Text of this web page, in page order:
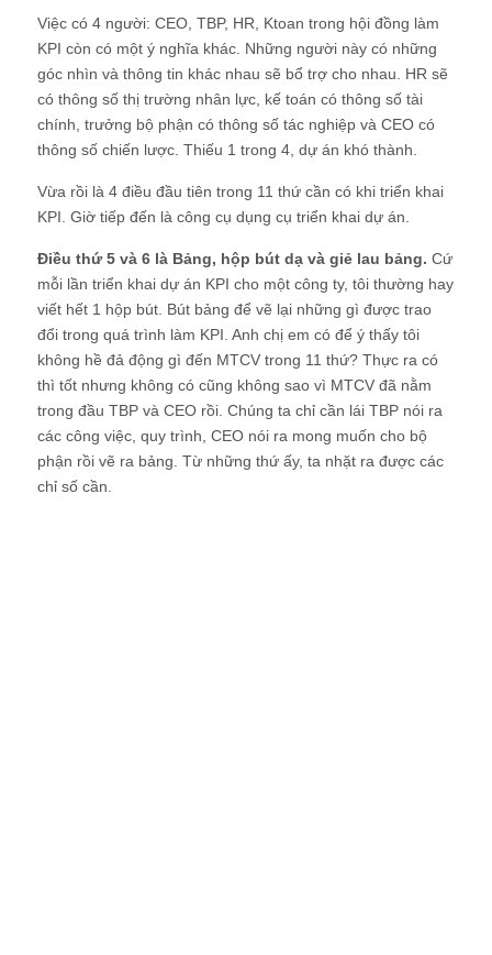
Việc có 4 người: CEO, TBP, HR, Ktoan trong hội đồng làm
KPI còn có một ý nghĩa khác. Những người này có những
góc nhìn và thông tin khác nhau sẽ bổ trợ cho nhau. HR sẽ
có thông số thị trường nhân lực, kế toán có thông số tài
chính, trưởng bộ phận có thông số tác nghiệp và CEO có
thông số chiến lược. Thiếu 1 trong 4, dự án khó thành.
Vừa rồi là 4 điều đầu tiên trong 11 thứ cần có khi triển khai
KPI. Giờ tiếp đến là công cụ dụng cụ triển khai dự án.
Điều thứ 5 và 6 là Bảng, hộp bút dạ và giẻ lau bảng. Cứ
mỗi lần triển khai dự án KPI cho một công ty, tôi thường hay
viết hết 1 hộp bút. Bút bảng để vẽ lại những gì được trao
đổi trong quá trình làm KPI. Anh chị em có để ý thấy tôi
không hề đả động gì đến MTCV trong 11 thứ? Thực ra có
thì tốt nhưng không có cũng không sao vì MTCV đã nằm
trong đầu TBP và CEO rồi. Chúng ta chỉ cần lái TBP nói ra
các công việc, quy trình, CEO nói ra mong muốn cho bộ
phận rồi vẽ ra bảng. Từ những thứ ấy, ta nhặt ra được các
chỉ số cần.